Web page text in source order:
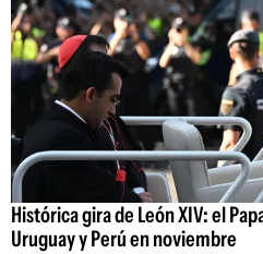
Histórica gira de León XIV: el
Uruguay y Perú en noviembre